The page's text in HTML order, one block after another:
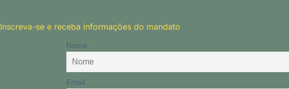
Inscreva-se e receba informações do mandato
Nome
Email